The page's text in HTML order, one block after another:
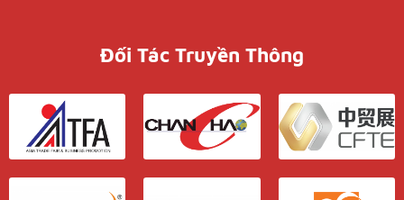
Đối Tác Truyền Thông